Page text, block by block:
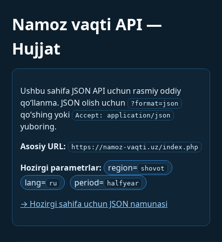
Namoz vaqti API —
Hujjat
Ushbu sahifa JSON API uchun rasmiy oddiy
qo‘llanma. JSON olish uchun
?format=json
qo‘shing yoki Accept: application/json
yuboring.
Asosiy URL:
https://namoz-vaqti.uz/index.php
Hozirgi parametrlar: region= shovot
lang= ru period= halfyear
→ Hozirgi sahifa uchun JSON namunasi